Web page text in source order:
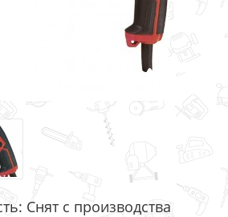
Снят с производства